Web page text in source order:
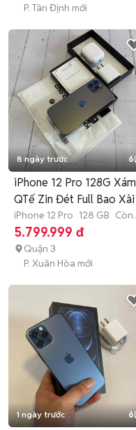
P. Tân Định mới
8 ngày trước 6
iPhone 12 Pro 128G Xám
QTế Zin Đét Full Bao Xài
iPhone 12 Pro 128 GB Còn
bảo hành
5.799.999 đ
Quận 3
P. Xuân Hòa mới
1 ngày trước 6